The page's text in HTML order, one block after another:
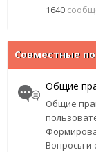
1640
Совместные
Общие
Общие
Вопросы и